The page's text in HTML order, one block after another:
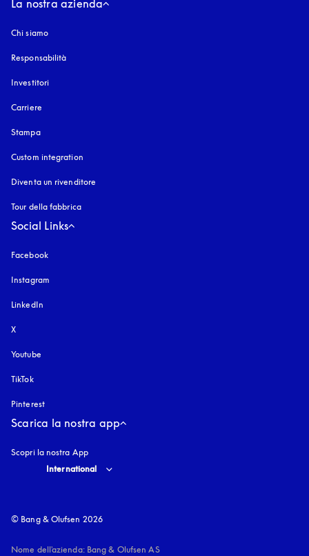
La nostra azienda
Chi siamo
Responsabilità
Investitori
Carriere
Stampa
Custom integration
Diventa un rivenditore
Tour della fabbrica
Social Links
Facebook
Instagram
LinkedIn
X
Youtube
TikTok
Pinterest
Scarica la nostra app
Scopri la nostra App
Select country and language
International
© Bang & Olufsen 2026
Nome dell'azienda: Bang & Olufsen AS